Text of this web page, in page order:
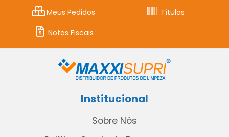
Meus Pedidos
Títulos
Notas Fiscais
Institucional
Sobre Nós